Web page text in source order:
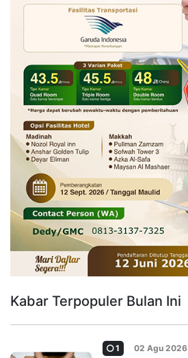
Kabar Terpopuler Bulan Ini
1 02 Agu 2026